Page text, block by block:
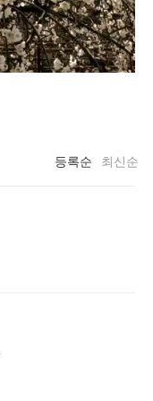
등록순 최신순